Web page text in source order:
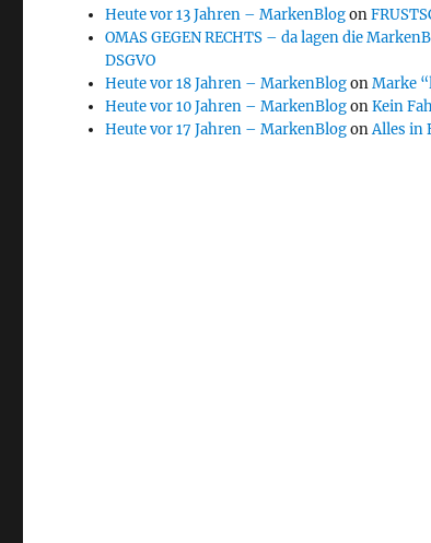
Heute vor 13 Jahren – MarkenBlogon
OMAS GEGEN RECHTS – da lagen die
DSGVO
Heute vor 18 Jahren – MarkenBlogonMarke
Heute vor 10 Jahren – MarkenBlogonKein
Heute vor 17 Jahren – MarkenBlogonAlles in